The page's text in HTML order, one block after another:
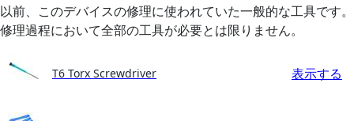
以前、このデバイスの修理に使われていた一般的な工具です。
修理過程において全部の工具が必要とは限りません。
T6 Torx Screwdriver 表示する